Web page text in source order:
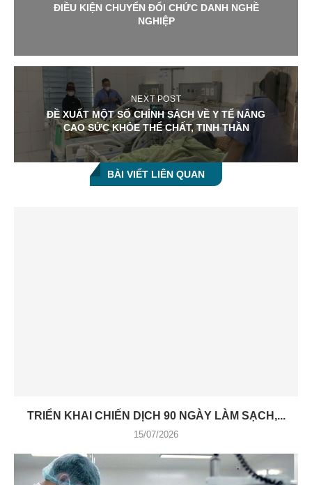
ĐIỀU KIỆN CHUYỂN ĐỔI CHỨC DANH NGHỀ
NGHIỆP
NEXT POST
ĐỀ XUẤT MỘT SỐ CHÍNH SÁCH VỀ Y TẾ NÂNG
CAO SỨC KHỎE THỂ CHẤT, TINH THẦN
BÀI VIẾT LIÊN QUAN
TRIỂN KHAI CHIẾN DỊCH 90 NGÀY LÀM SẠCH,...
15/07/2026